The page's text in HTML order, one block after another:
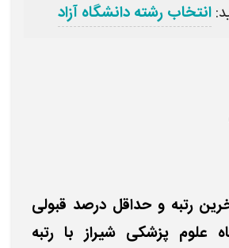
انتخاب رشته دانشگاه آزاد
رتبه و حداقل درصد قبولی
علوم پزشکی شیراز با رتبه